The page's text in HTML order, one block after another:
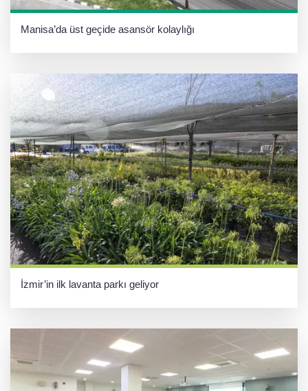
Manisa’da üst geçide asansör kolaylığı
İzmir’in ilk lavanta parkı geliyor